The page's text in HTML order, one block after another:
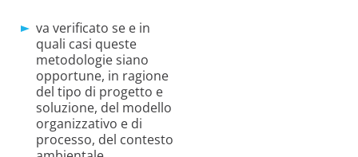
va verificato se e in
quali casi queste
metodologie siano
opportune, in ragione
del tipo di progetto e
soluzione, del modello
organizzativo e di
processo, del contesto